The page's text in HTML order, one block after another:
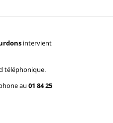
intervient
téléphonique.
au 01 84 25